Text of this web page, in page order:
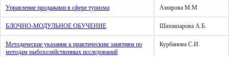
Управление продажами в сфере туризма Амирова М.М
БЛОЧНО-МОДУЛЬНОЕ ОБУЧЕНИЕ Шахназарова А.Б.
Методические указания к практическим занятиям по
методам рыбохозяйственных исследований
Курбанова С.И.